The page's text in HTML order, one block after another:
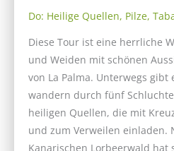
Do: Heilige Quellen, Pilze,
Diese Tour ist eine herrliche
und Weiden mit schönen
von La Palma. Unterwegs gibt
wandern durch fünf
heiligen Quellen, die mit
und zum Verweilen einladen.
Kanarischen Lorbeerwald hat